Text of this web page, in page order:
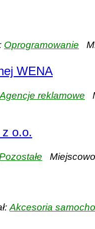
Oprogramowanie
WENA
Agencje reklamowe
o.o.
Akcesoria